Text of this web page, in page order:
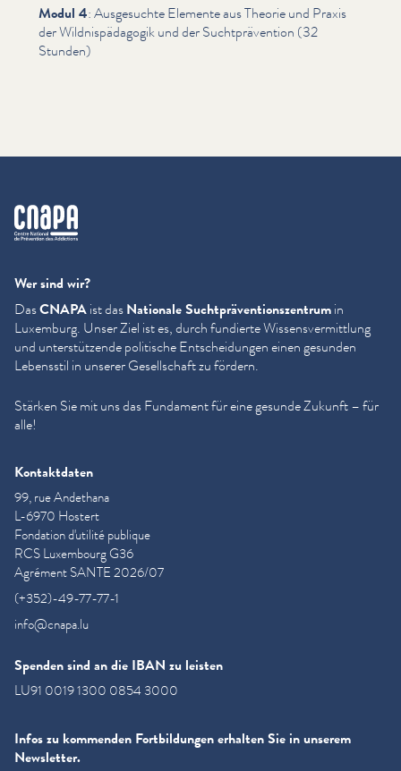
Modul 4: Ausgesuchte Elemente aus Theorie und Praxis
der Wild­nis­päd­a­gogik und der Sucht­präven­tion (32
Stunden)
cnapa
Wer sind wir?
DasCNAPAist dasNationale Sucht­präven­tion­szen­trumin
Luxemburg. Unser Ziel ist es, durch fundierte Wis­sensver­mit­tlung
und unter­stützende politische Entschei­dun­gen einen gesunden
Lebensstil in unserer Gesellschaft zu fördern.
Stärken Sie mit uns das Fundament für eine gesunde Zukunft – für
alle!
Kontaktdaten
99, rue Andethana
L-6970 Hostert
Fondation d'utilité publique
RCS Luxembourg G36
Agrément SANTE 2026/07
(+352)-49-77-77-1
info@cnapa.lu
Spenden sind an die IBAN zu leisten
LU91 0019 1300 0854 3000
Infos zu kommenden Fortbildungen erhalten Sie in unserem
Newsletter.